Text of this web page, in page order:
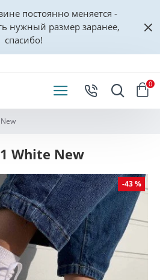
постоянно меняется -
нужный размер заранее,
спасибо!
0
White New
-43 %